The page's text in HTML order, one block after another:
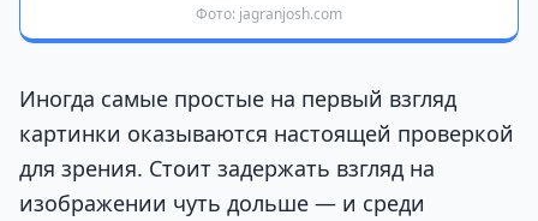
Фото: jagranjosh.com
Иногда самые простые на первый взгляд
картинки оказываются настоящей проверкой
для зрения. Стоит задержать взгляд на
изображении чуть дольше — и среди